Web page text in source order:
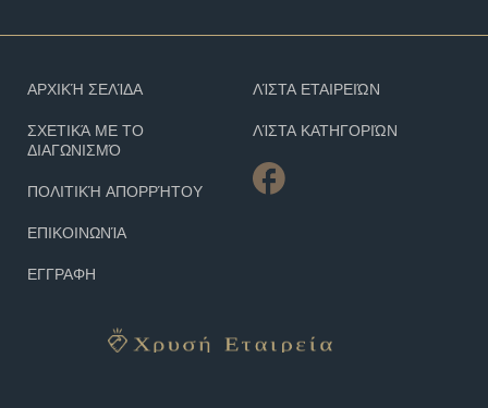
ΑΡΧΙΚΉ ΣΕΛΊΔΑ
ΣΧΕΤΙΚΆ ΜΕ ΤΟ
ΔΙΑΓΩΝΙΣΜΌ
ΠΟΛΙΤΙΚΉ ΑΠΟΡΡΉΤΟΥ
ΕΠΙΚΟΙΝΩΝΊΑ
ΕΓΓΡΑΦΗ
ΛΊΣΤΑ ΕΤΑΙΡΕΙΏΝ
ΛΊΣΤΑ ΚΑΤΗΓΟΡΙΏΝ